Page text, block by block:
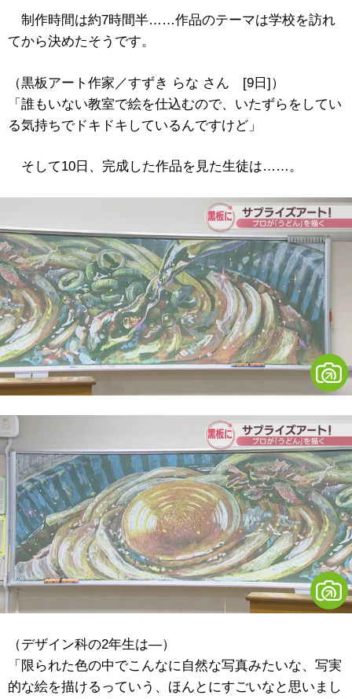
制作時間は約7時間半……作品のテーマは学校を訪れ
てから決めたそうです。
（黒板アート作家／すずき らな さん [9日]）
「誰もいない教室で絵を仕込むので、いたずらをしてい
る気持ちでドキドキしているんですけど」
そして10日、完成した作品を見た生徒は……。
（デザイン科の2年生は―）
「限られた色の中でこんなに自然な写真みたいな、写実
的な絵を描けるっていう、ほんとにすごいなと思いまし